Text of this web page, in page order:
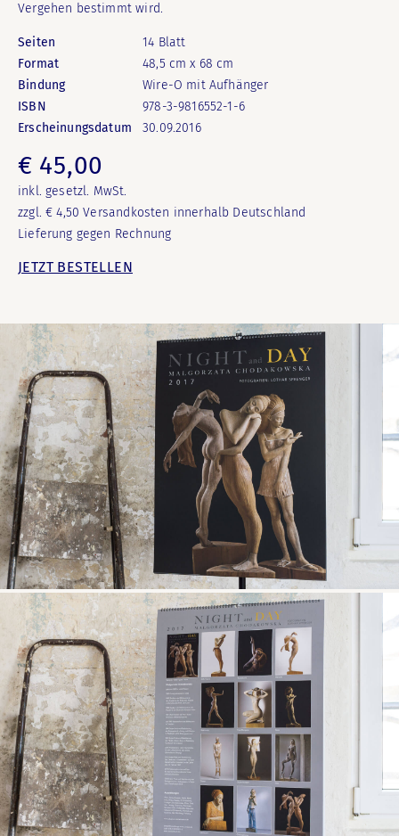
Vergehen bestimmt wird.
Seiten
14 Blatt
Format
48,5 cm x 68 cm
Bindung
Wire-O mit Aufhänger
ISBN
978-3-9816552-1-6
Erscheinungsdatum
30.09.2016
€ 45,00
inkl. gesetzl. MwSt.
zzgl. € 4,50 Versandkosten innerhalb Deutschland
Lieferung gegen Rechnung
JETZT BESTELLEN